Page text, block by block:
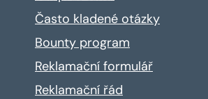
Často kladené otázky
Bounty program
Reklamační formulář
Reklamační řád